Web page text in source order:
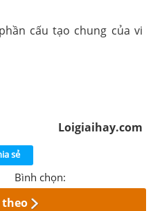
cấu tạo chung của vi
Loigiaihay.com
sẻ
Bình chọn:
theo